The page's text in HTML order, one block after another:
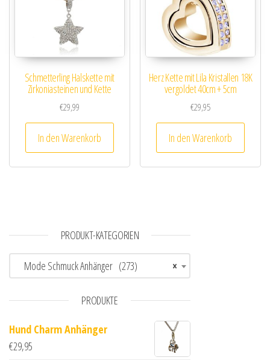
Schmetterling Halskette mit
Zirkoniasteinen und Kette
€29,99
In den Warenkorb
Herz Kette mit Lila Kristallen 18K
vergoldet 40cm + 5cm
€29,95
In den Warenkorb
PRODUKT-KATEGORIEN
×
Mode Schmuck Anhänger (273)
PRODUKTE
Hund Charm Anhänger
€29,95